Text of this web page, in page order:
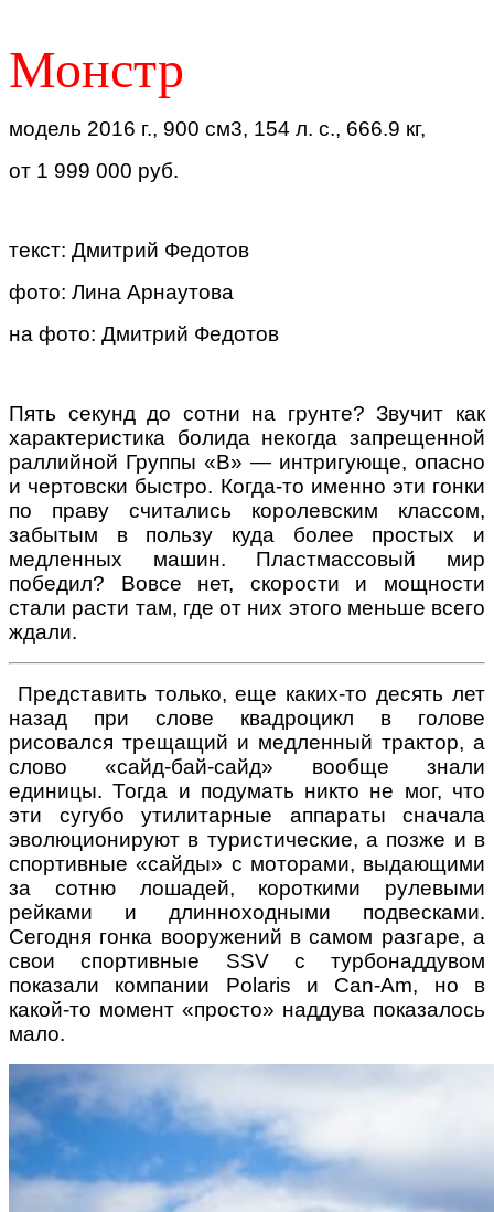
Монстр
модель 2016 г., 900 см3, 154 л. с., 666.9 кг,
от 1 999 000 руб.
текст: Дмитрий Федотов
фото: Лина Арнаутова
на фото: Дмитрий Федотов
Пять секунд до сотни на грунте? Звучит как
характеристика болида некогда запрещенной
раллийной Группы «В» — интригующе, опасно
и чертовски быстро. Когда-то именно эти гонки
по праву считались королевским классом,
забытым в пользу куда более простых и
медленных машин. Пластмассовый мир
победил? Вовсе нет, скорости и мощности
стали расти там, где от них этого меньше всего
ждали.
Представить только, еще каких-то десять лет
назад при слове квадроцикл в голове
рисовался трещащий и медленный трактор, а
слово «сайд-бай-сайд» вообще знали
единицы. Тогда и подумать никто не мог, что
эти сугубо утилитарные аппараты сначала
эволюционируют в туристические, а позже и в
спортивные «сайды» с моторами, выдающими
за сотню лошадей, короткими рулевыми
рейками и длинноходными подвесками.
Сегодня гонка вооружений в самом разгаре, а
свои спортивные SSV с турбонаддувом
показали компании Polaris и Can-Am, но в
какой-то момент «просто» наддува показалось
мало.